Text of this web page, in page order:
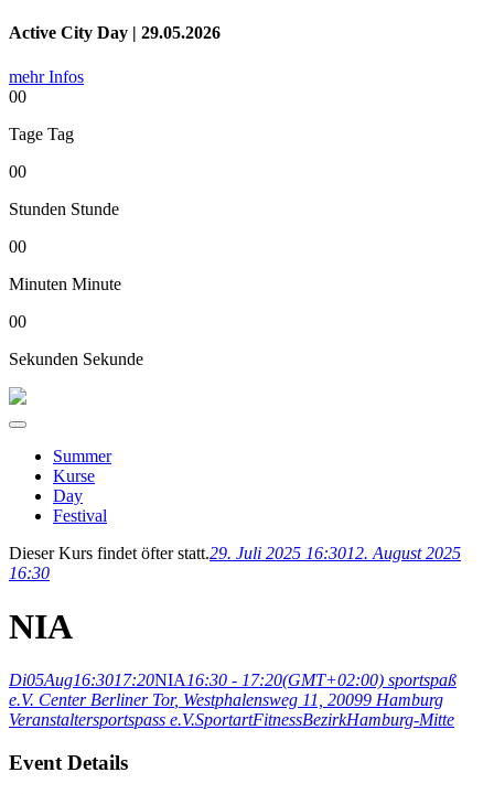
Active City Day | 29.05.2026
mehr Infos
00
Tage Tag
00
Stunden Stunde
00
Minuten Minute
00
Sekunden Sekunde
Summer
Kurse
Day
Festival
Dieser Kurs findet öfter statt.29. Juli 2025 16:3012. August 2025
16:30
NIA
Di05Aug16:3017:20NIA16:30 - 17:20(GMT+02:00) sportspaß
e.V. Center Berliner Tor, Westphalensweg 11, 20099 Hamburg
Veranstaltersportspass e.V.SportartFitnessBezirkHamburg-Mitte
Event Details